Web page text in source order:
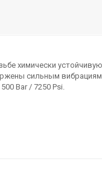
химически
сильным вибрациям.
Bar / 7250 Psi.